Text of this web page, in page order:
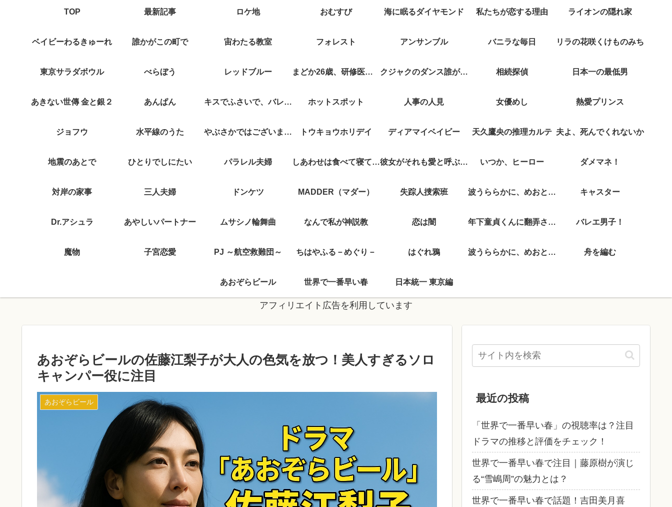
TOP 最新記事 ロケ地 おむすび 海に眠るダイヤモンド 私たちが恋する理由 ライオンの隠れ家
ベイビーわるきゅーれ 誰かがこの町で 宙わたる教室 フォレスト アンサンブル バニラな毎日 リラの花咲くけものみち
東京サラダボウル べらぼう レッドブルー まどか26歳、研修医やってます！ クジャクのダンス誰が見た？ 相続探偵 日本一の最低男
あきない世傳 金と銀２ あんぱん キスでふさいで、バレないで。 ホットスポット 人事の人見 女優めし 熱愛プリンス
ジョフウ 水平線のうた やぶさかではございません トウキョウホリデイ ディアマイベイビー 天久鷹央の推理カルテ 夫よ、死んでくれないか
地震のあとで ひとりでしにたい パラレル夫婦 しあわせは食べて寝て待て 彼女がそれも愛と呼ぶなら いつか、ヒーロー ダメマネ！
対岸の家事 三人夫婦 ドンケツ MADDER（マダー） 失踪人捜索班 波うららかに、めおと日和 キャスター
Dr.アシュラ あやしいパートナー ムサシノ輪舞曲 なんで私が神説教 恋は闇 年下童貞くんに翻弄されてます バレエ男子！
魔物 子宮恋愛 PJ ～航空救難団～ ちはやふる－めぐり－ はぐれ鴉 波うららかに、めおと日和 舟を編む
あおぞらビール 世界で一番早い春 日本統一 東京編
アフィリエイト広告を利用しています
あおぞらビールの佐藤江梨子が大人の色気を放つ！美人すぎるソロ
キャンパー役に注目
あおぞらビール 最近の投稿
「世界で一番早い春」の視聴率は？注目
ドラマの推移と評価をチェック！
世界で一番早い春で注目｜藤原樹が演じ
る“雪嶋周”の魅力とは？
世界で一番早い春で話題！吉田美月喜